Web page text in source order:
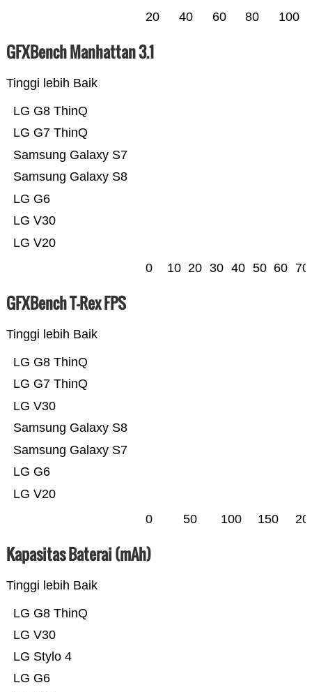
20 40 60 80 100
GFXBench Manhattan 3.1
Tinggi lebih Baik
LG V20
LG V30
LG G6
Samsung Galaxy S8
Samsung Galaxy S7
LG G7 ThinQ
LG G8 ThinQ
0 10 20 30 40 50 60 70
GFXBench T-Rex FPS
Tinggi lebih Baik
LG V20
LG G6
Samsung Galaxy S7
Samsung Galaxy S8
LG V30
LG G7 ThinQ
LG G8 ThinQ
0 50 100 150
Kapasitas Baterai (mAh)
Tinggi lebih Baik
LG G6
LG Stylo 4
LG V30
LG G8 ThinQ